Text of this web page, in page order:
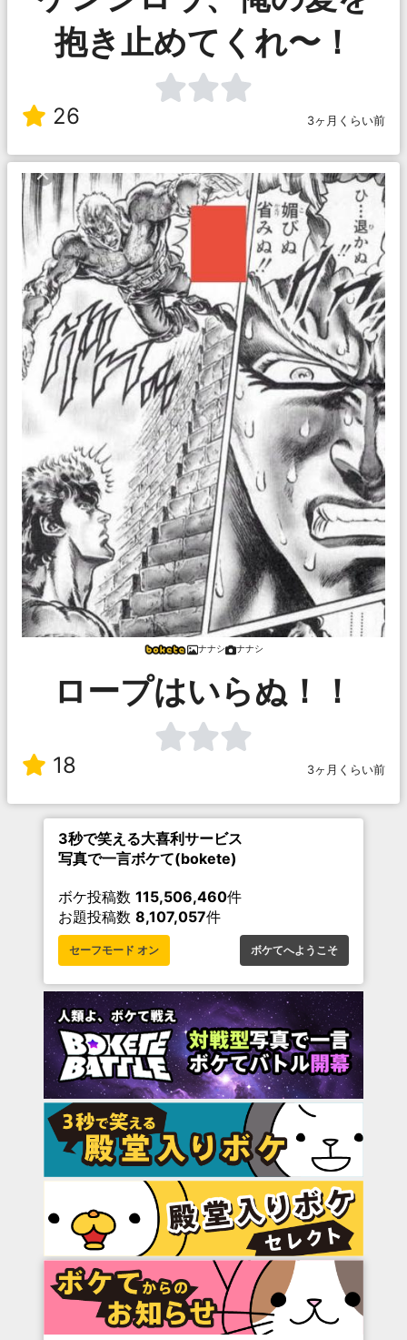
抱き止めてくれ〜！
26 3ヶ月くらい前
ナナシ ナナシ
ロープはいらぬ！！
18 3ヶ月くらい前
3秒で笑える大喜利サービス
写真で一言ボケて(bokete)
ボケ投稿数 115,506,460件
お題投稿数 8,107,057件
セーフモード オン ボケてへようこそ